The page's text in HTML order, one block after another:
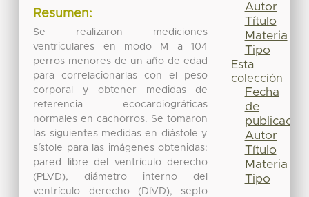
Resumen:
Se realizaron mediciones
ventriculares en modo M a 104
perros menores de un año de edad
para correlacionarlas con el peso
corporal y obtener medidas de
referencia ecocardiográficas
normales en cachorros. Se tomaron
las siguientes medidas en diástole y
sístole para las imágenes obtenidas:
pared libre del ventrículo derecho
(PLVD), diámetro interno del
ventrículo derecho (DIVD), septo
Autor
Título
Materia
Tipo
Esta
colección
Fecha
de
publicación
Autor
Título
Materia
Tipo